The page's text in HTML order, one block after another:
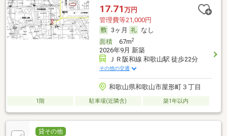
17.71 万円
管理費等21,000円
3ヶ月
なし
面積67m2
2026年9月 新築
ＪＲ阪和線 和歌山駅 徒歩22分
その他の交通
和歌山県和歌山市屋形町３丁目
1階 駐車場(近隣含) 築1年以内
貸その他